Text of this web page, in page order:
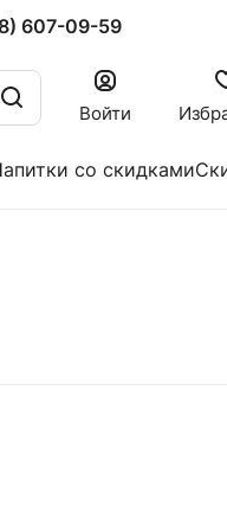
607-09-59
Войти
со скидками